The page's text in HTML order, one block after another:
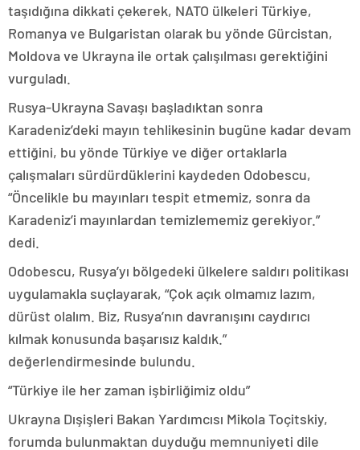
taşıdığına dikkati çekerek, NATO ülkeleri Türkiye,
Romanya ve Bulgaristan olarak bu yönde Gürcistan,
Moldova ve Ukrayna ile ortak çalışılması gerektiğini
vurguladı.
Rusya-Ukrayna Savaşı başladıktan sonra
Karadeniz’deki mayın tehlikesinin bugüne kadar devam
ettiğini, bu yönde Türkiye ve diğer ortaklarla
çalışmaları sürdürdüklerini kaydeden Odobescu,
“Öncelikle bu mayınları tespit etmemiz, sonra da
Karadeniz’i mayınlardan temizlememiz gerekiyor.”
dedi.
Odobescu, Rusya’yı bölgedeki ülkelere saldırı politikası
uygulamakla suçlayarak, “Çok açık olmamız lazım,
dürüst olalım. Biz, Rusya’nın davranışını caydırıcı
kılmak konusunda başarısız kaldık.”
değerlendirmesinde bulundu.
“Türkiye ile her zaman işbirliğimiz oldu”
Ukrayna Dışişleri Bakan Yardımcısı Mikola Toçitskiy,
forumda bulunmaktan duyduğu memnuniyeti dile